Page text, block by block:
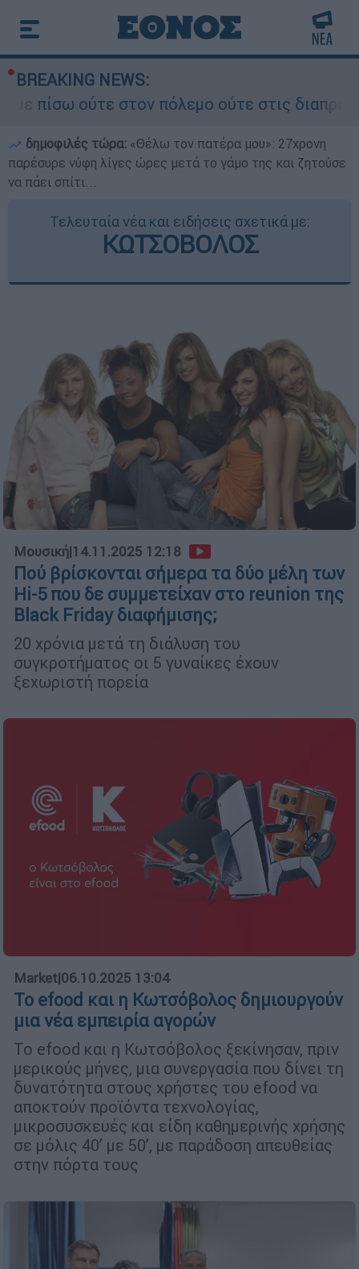
BREAKING NEWS:
στον πόλεμο ούτε στις διαπραγματεύσεις»
δημοφιλές τώρα: «Θέλω τον πατέρα μου»: 27χρονη
παρέσυρε νύφη λίγες ώρες μετά το γάμο της και ζητούσε
να πάει σπίτι...
Τελευταία νέα και ειδήσεις σχετικά με:
ΚΩΤΣΟΒΟΛΟΣ
Μουσική|14.11.2025 12:18
Πού βρίσκονται σήμερα τα δύο μέλη των
Hi-5 που δε συμμετείχαν στο reunion της
Black Friday διαφήμισης;
20 χρόνια μετά τη διάλυση του
συγκροτήματος οι 5 γυναίκες έχουν
ξεχωριστή πορεία
Market|06.10.2025 13:04
Το efood και η Κωτσόβολος δημιουργούν
μια νέα εμπειρία αγορών
Το efood και η Κωτσόβολος ξεκίνησαν, πριν
μερικούς μήνες, μια συνεργασία που δίνει τη
δυνατότητα στους χρήστες του efood να
αποκτούν προϊόντα τεχνολογίας,
μικροσυσκευές και είδη καθημερινής χρήσης
σε μόλις 40’ με 50’, με παράδοση απευθείας
στην πόρτα τους